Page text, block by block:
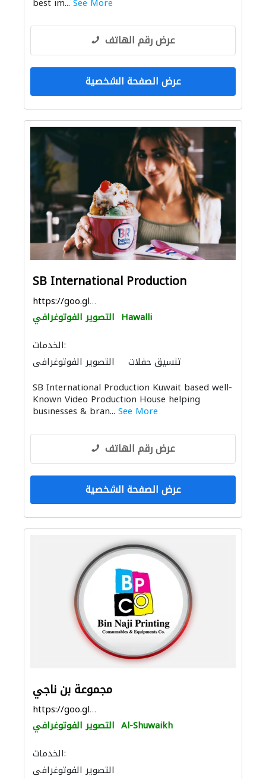
عرض رقم الهاتف
عرض الصفحة الشخصية
SB International Production
https://goo.gl/maps/6WEtMyCDoqZtEA7LA
التصوير الفوتوغرافي Hawalli
الخدمات:
التصوير الفوتوغرافي
تنسيق حفلات
SB International Production Kuwait based well-
Known Video Production House helping
businesses & bran... See More
عرض رقم الهاتف
عرض الصفحة الشخصية
مجموعة بن ناجي
https://goo.gl/maps/JnVngG9wTHSV1idm7
التصوير الفوتوغرافي Al-Shuwaikh
الخدمات:
التصوير الفوتوغرافي